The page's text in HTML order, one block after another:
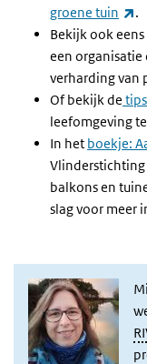
groene tuin
.
Bekijk ook eens
een organisatie
verharding van
Of bekijk de
leefomgeving
In het boekje:
Vlinderstichting
balkons en
slag voor meer